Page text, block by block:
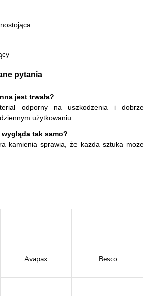
pytania
jest trwała?
odporny na uszkodzenia i dobrze
użytkowaniu.
tak samo?
kamienia sprawia, że każda sztuka może
Avapax Besco